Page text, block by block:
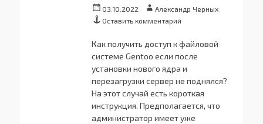
Опубликовано
03.10.2022 АвторАлександр Черных
Оставить комментарий
Как получить доступ к файловой
системе Gentoo если после
установки нового ядра и
перезагрузки сервер не поднялся?
На этот случай есть короткая
инструкция. Предполагается, что
администратор имеет уже